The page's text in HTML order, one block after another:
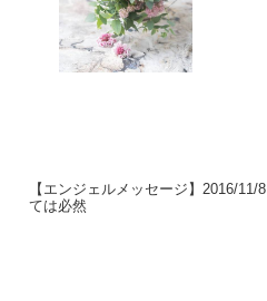
【エンジェルメッセージ】2016/11/8 全
ては必然